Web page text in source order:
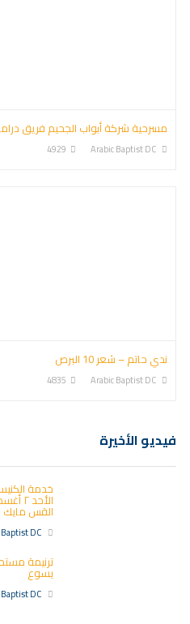
مسرحية شركة أبواب الجحيم فريق
Arabic Baptist DC
4929
ندي حاتم – شعر 10 البرص
Arabic Baptist DC
4835
فيديو الأخيرة
خدمة
القس مايك
DC
ترنيمة
يسوع
DC